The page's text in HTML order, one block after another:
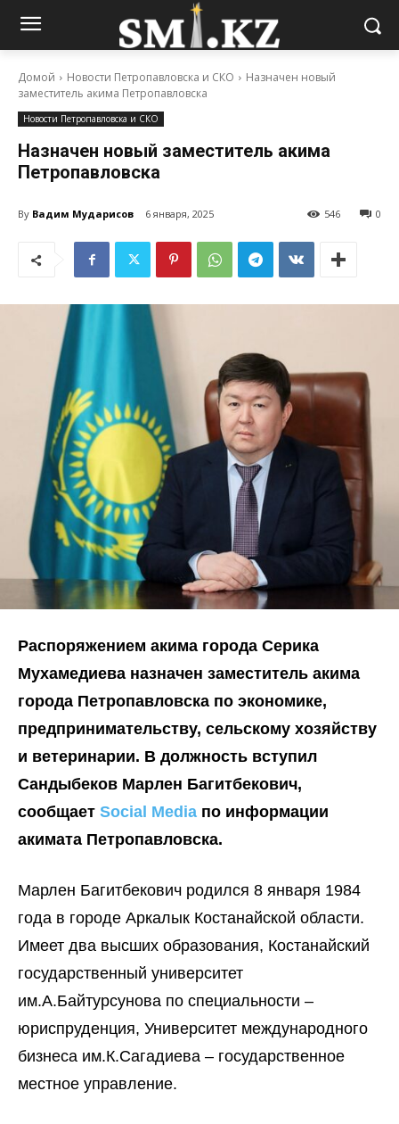
Домой Новости Петропавловска и СКО
Назначен новый
заместитель акима Петропавловска
Новости Петропавловска и СКО
Назначен новый заместитель акима
Петропавловска
By Вадим Мударисов 6 января, 2025 0
546
Распоряжением акима города Серика
Мухамедиева назначен заместитель акима
города Петропавловска по экономике,
предпринимательству, сельскому хозяйству
и ветеринарии. В должность вступил
Сандыбеков Марлен Багитбекович,
сообщает Social Media по информации
акимата Петропавловска.
Марлен Багитбекович родился 8 января 1984
года в городе Аркалык Костанайской области.
Имеет два высших образования, Костанайский
государственный университет
им.А.Байтурсунова по специальности –
юриспруденция, Университет международного
бизнеса им.К.Сагадиева – государственное
местное управление.